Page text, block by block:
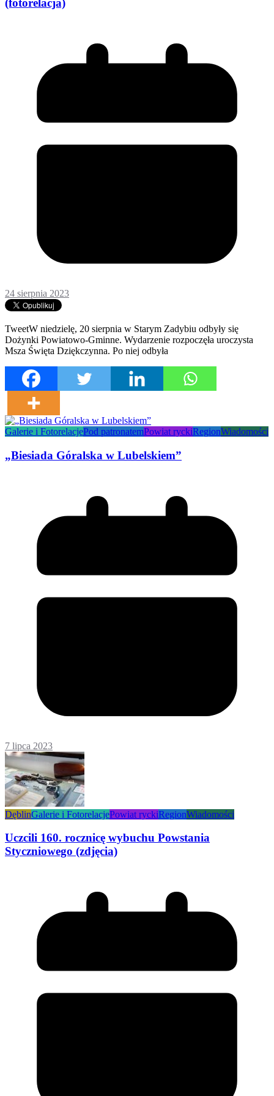
(fotorelacja)
24 sierpnia 2023
TweetW niedzielę, 20 sierpnia w Starym Zadybiu odbyły się
Dożynki Powiatowo-Gminne. Wydarzenie rozpoczęła uroczysta
Msza Święta Dziękczynna. Po niej odbyła
Galerie i FotorelacjePod patronatemPowiat ryckiRegionWiadomości
„Biesiada Góralska w Lubelskiem”
7 lipca 2023
DęblinGalerie i FotorelacjePowiat ryckiRegionWiadomości
Uczcili 160. rocznicę wybuchu Powstania
Styczniowego (zdjęcia)